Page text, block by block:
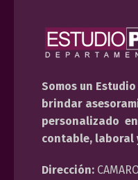
Somos un
brindar
personalizado
contable, laboral
Dirección: